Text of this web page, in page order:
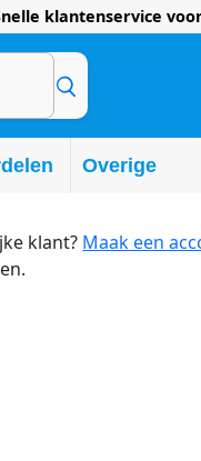
klantenservice
Overige
klant? Maak een